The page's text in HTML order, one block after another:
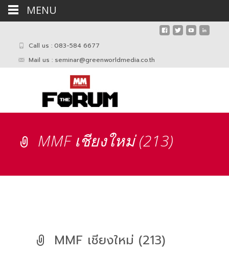
Call us : 083-584 6677
Mail us : seminar@greenworldmedia.co.th
MMF เชียงใหม่ (213)
MMF เชียงใหม่ (213)
MENU